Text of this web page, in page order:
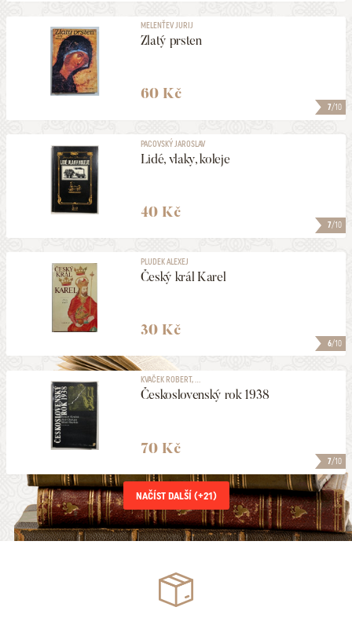
7/10
MELENŤEV JURIJ
Zlatý prsten
60 Kč
7/10
PACOVSKÝ JAROSLAV
Lidé, vlaky, koleje
40 Kč
6/10
PLUDEK ALEXEJ
Český král Karel
30 Kč
7/10
KVAČEK ROBERT, ...
Československý rok 1938
70 Kč
NAČÍST DALŠÍ (+21)